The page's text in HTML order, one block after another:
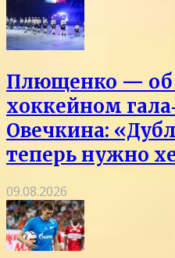
Плющенко — об
хоккейном
Овечкина:
теперь нужно
09.08.2026